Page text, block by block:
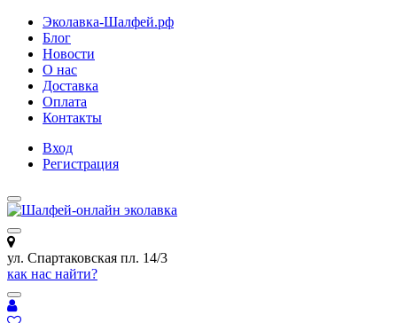
Эколавка-Шалфей.рф
Блог
Новости
О нас
Доставка
Оплата
Контакты
Вход
Регистрация
ул. Спартаковская пл. 14/3
как нас найти?